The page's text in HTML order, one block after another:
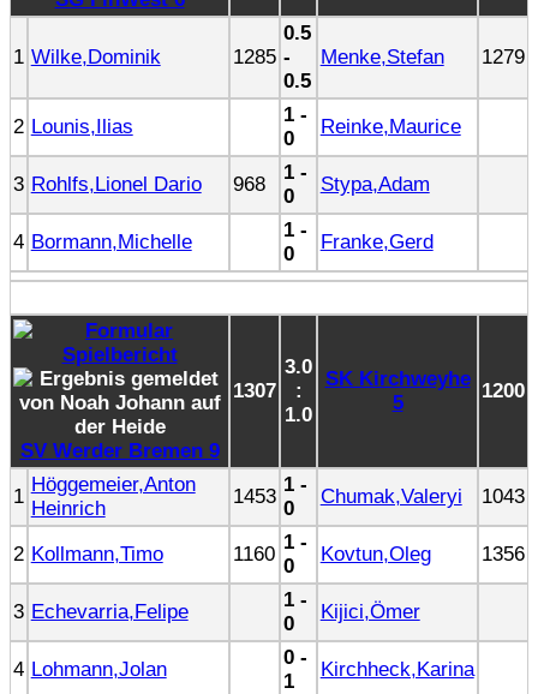
1 Wilke,Dominik 1285
0.5
-
0.5
Menke,Stefan 1279
2 Lounis,Ilias
1 -
0
Reinke,Maurice
3 Rohlfs,Lionel Dario 968
1 -
0
Stypa,Adam
4 Bormann,Michelle
1 -
0
Franke,Gerd
SV Werder Bremen 9
1307
3.0
:
1.0
SK Kirchweyhe
5
1200
1
Höggemeier,Anton
Heinrich
1453
1 -
0
Chumak,Valeryi 1043
2 Kollmann,Timo 1160
1 -
0
Kovtun,Oleg 1356
3 Echevarria,Felipe
1 -
0
Kijici,Ömer
4 Lohmann,Jolan
0 -
1
Kirchheck,Karina